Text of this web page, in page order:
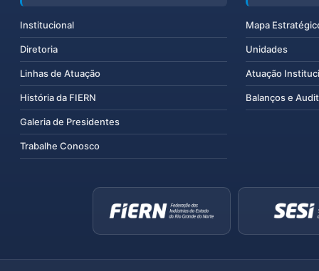
Institucional
Diretoria
Linhas de Atuação
História da FIERN
Galeria de Presidentes
Trabalhe Conosco
Mapa
Unidades
Atuação
Balanços e